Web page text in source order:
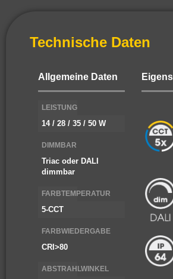
Technische Daten
Allgemeine Daten
LEISTUNG
14 / 28 / 35 / 50 W
DIMMBAR
Triac oder DALI
dimmbar
FARBTEMPERATUR
5-CCT
FARBWIEDERGABE
CRI>80
ABSTRAHLWINKEL